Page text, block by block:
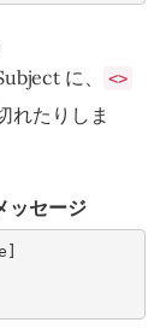
に、
<>
れたりしま
ッセージ